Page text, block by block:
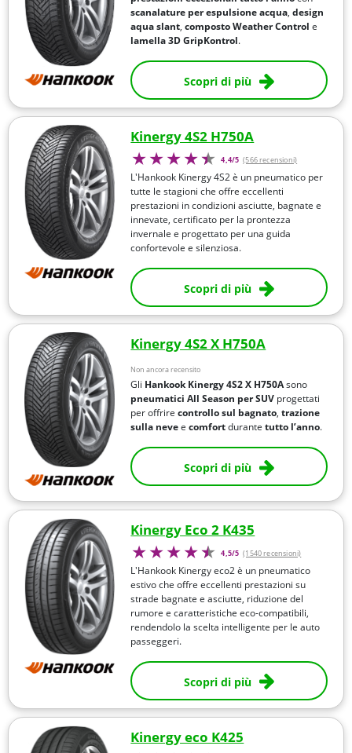
scanalature per espulsione acqua,design
aqua slant,composto Weather Control e
lamella 3D GripKontrol.
Scopri di più
Kinergy 4S2 H750A
4,4/5 (566 recensioni)
L'Hankook Kinergy 4S2 è un pneumatico per
tutte le stagioni che offre eccellenti
prestazioni in condizioni asciutte, bagnate e
innevate, certificato per la prontezza
invernale e progettato per una guida
confortevole e silenziosa.
Scopri di più
Kinergy 4S2 X H750A
Non ancora recensito
Gli HankookKinergy 4S2 X H750Asono
pneumatici All Season per SUV progettati
per offrirecontrollo sul bagnato,trazione
sulla neveecomfortdurantetutto l’anno.
Scopri di più
Kinergy Eco 2 K435
4,5/5 (1540 recensioni)
L'Hankook Kinergy eco2 è un pneumatico
estivo che offre eccellenti prestazioni su
strade bagnate e asciutte, riduzione del
rumore e caratteristiche eco-compatibili,
rendendolo la scelta intelligente per le auto
passeggeri.
Scopri di più
Kinergy eco K425